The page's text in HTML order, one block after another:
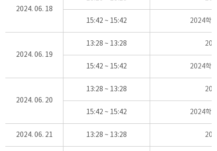
2024. 06. 18
15:42 ~ 15:42 2024학
2024. 06. 19
13:28 ~ 13:28
15:42 ~ 15:42 2024학
2024. 06. 20
13:28 ~ 13:28
15:42 ~ 15:42 2024학
2024. 06. 21 13:28 ~ 13:28